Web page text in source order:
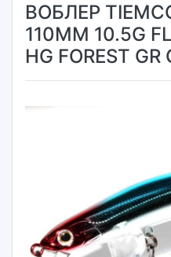
ВОБЛЕР
110MM 10.5G
HG FOREST